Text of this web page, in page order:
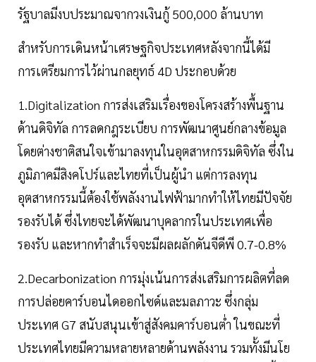
รัฐบาลมีงบประมาณจากวงเงินกู้ 500,000 ล้านบาท
สำหรับการเดินหน้าเศรษฐกิจประเทศหลังจากนี้ได้มี
การเตรียมการไว้ผ่านกลยุทธ์ 4D ประกอบด้วย
1.Digitalization การส่งเสริมเรื่องของโครงสร้างพื้นฐาน
ด้านดิจิทัล การลดกฎระเบียบ การพัฒนาศูนย์กลางข้อมูล
โดยต่างชาติสนใจเข้ามาลงทุนในอุตสาหกรรมดิจิทัล ซึ่งใน
ภูมิภาคมีสิงคโปร์และไทยที่เป็นผู้นำ แต่การลงทุน
อุตสาหกรรมนี้ต้องใช้พลังงานไฟฟ้ามากทำให้ไทยมีปัจจัย
รองรับได้ ซึ่งไทยจะได้พัฒนาบุคลากรในประเทศเพื่อ
รองรับ และหากทำสำเร็จจะมีผลผลักดันจีดีพี 0.7-0.8%
2.Decarbonization การมุ่งเน้นการส่งเสริมการผลิตที่ลด
การปล่อยคาร์บอนไดออกไซด์และมลภาวะ ซึ่งกลุ่ม
ประเทศ G7 สนับสนุนเข้าสู่สังคมคาร์บอนต่ำ ในขณะที่
ประเทศไทยมีความหลายหลายด้านพลังงาน รวมทั้งมีนโย